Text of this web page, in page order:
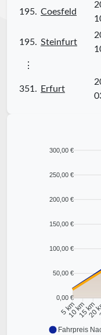
195. Coesfeld
195. Steinfurt
⋮
351. Erfurt
300,00 €
250,00 €
200,00 €
150,00 €
100,00 €
50,00 €
0,00 €
5 km
10 km15 km
20
Fahrpreis